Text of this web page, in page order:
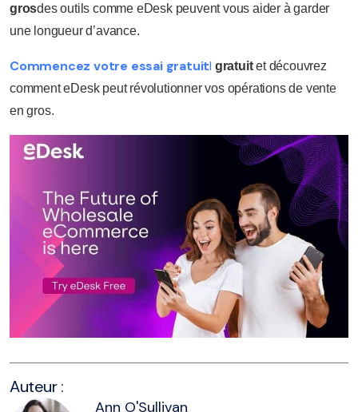
grosdes outils comme eDesk peuvent vous aider à garder
une longueur d’avance.
Commencez votre essai gratuitl gratuitet découvrez
comment eDesk peut révolutionner vos opérations de vente
en gros.
Auteur :
Ann O'Sullivan